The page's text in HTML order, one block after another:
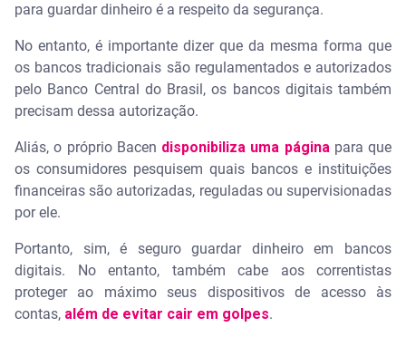
para guardar dinheiro é a respeito da segurança.
No entanto, é importante dizer que da mesma forma que
os bancos tradicionais são regulamentados e autorizados
pelo Banco Central do Brasil, os bancos digitais também
precisam dessa autorização.
Aliás, o próprio Bacen disponibiliza uma páginapara que
os consumidores pesquisem quais bancos e instituições
financeiras são autorizadas, reguladas ou supervisionadas
por ele.
Portanto, sim, é seguro guardar dinheiro em bancos
digitais. No entanto, também cabe aos correntistas
proteger ao máximo seus dispositivos de acesso às
contas, além de evitar cair em golpes.